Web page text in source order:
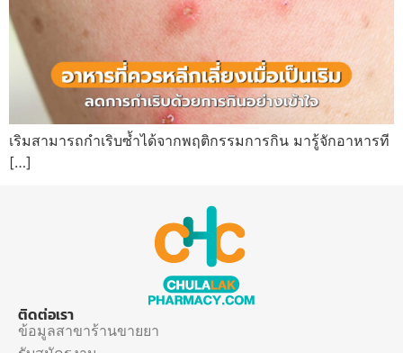
เริมสามารถกำเริบซ้ำได้จากพฤติกรรมการกิน มารู้จักอาหารที
[…]
ติดต่อเรา
ข้อมูลสาขาร้านขายยา